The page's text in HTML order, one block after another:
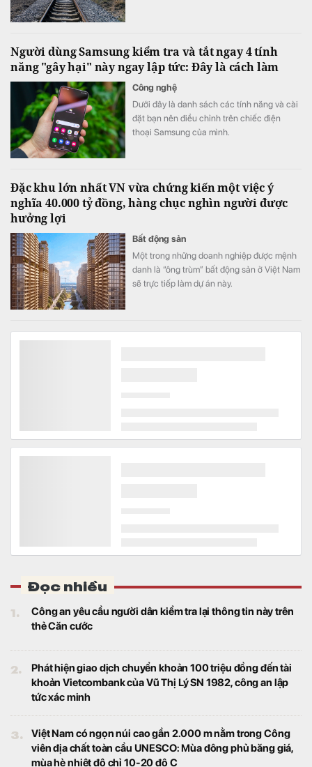
Người dùng Samsung kiểm tra và tắt ngay 4 tính
năng "gây hại" này ngay lập tức: Đây là cách làm
Công nghệ
Dưới đây là danh sách các tính năng và cài
đặt bạn nên điều chỉnh trên chiếc điện
thoại Samsung của mình.
Đặc khu lớn nhất VN vừa chứng kiến một việc ý
nghĩa 40.000 tỷ đồng, hàng chục nghìn người được
hưởng lợi
Bất động sản
Một trong những doanh nghiệp được mệnh
danh là “ông trùm” bất động sản ở Việt Nam
sẽ trực tiếp làm dự án này.
Thanh âm của đam mê và khát vọng tuổi trẻ chắp
tiếp tục khẳng định sức hút khi quy tụ hàng
thỏi vàng lớn nhất thế giới.
Lãi suất ngân hàng 2/8 tại Agribank, Vietcombank,
Tài chính
Khảo sát lãi suất huy động niêm yết tại 34
một trong 7 ngân hàng niêm yết lãi suất từ
7%/năm trở lên.
Một ngân hàng chấm dứt hoạt động 10 Phòng giao